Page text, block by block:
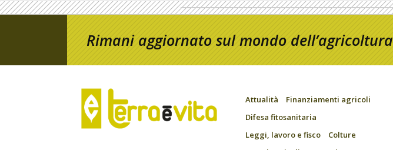
Rimani aggiornato sul mondo dell’agricoltura
Attualità
Finanziamenti agricoli
Difesa fitosanitaria
Leggi, lavoro e fisco
Colture